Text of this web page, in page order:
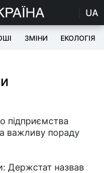
UA
ЗМІНИ ЕКОЛОГІЯ
підприємства
важливу пораду
Держстат назвав